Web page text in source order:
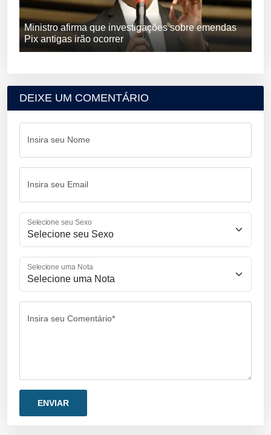
Ministro afirma que investigações sobre emendas
Pix antigas irão ocorrer
DEIXE UM COMENTÁRIO
Insira seu Nome
Insira seu Email
Selecione seu Sexo
Selecione uma Nota
Insira seu Comentário*